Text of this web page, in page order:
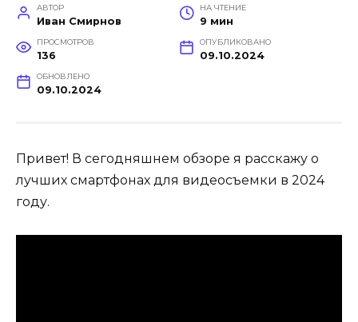
АВТОР
Иван Смирнов
НА ЧТЕНИЕ
9 мин
ПРОСМОТРОВ
136
ОПУБЛИКОВАНО
09.10.2024
ОБНОВЛЕНО
09.10.2024
Привет! В сегодняшнем обзоре я расскажу о
лучших смартфонах для видеосъемки в 2024
году.